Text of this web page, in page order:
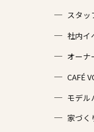
スタッ
社内イ
オーナ
CAFÉ
モデル
家づく